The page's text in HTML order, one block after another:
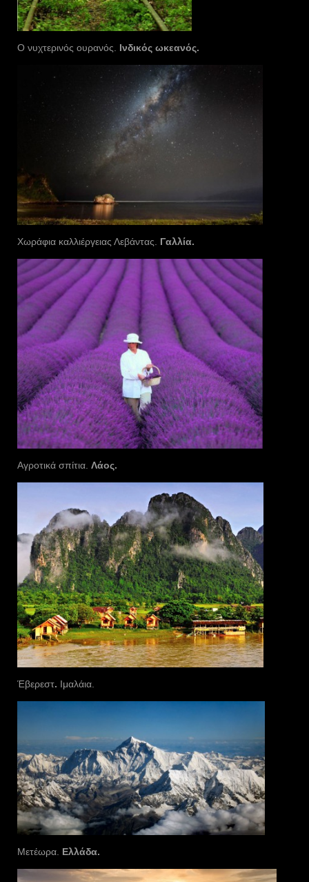
Ο νυχτερινός ουρανός. Ινδικός ωκεανός.
Χωράφια καλλιέργειας Λεβάντας. Γαλλία.
Αγροτικά σπίτια. Λάος.
Έβερεστ. Ιμαλάια.
Μετέωρα. Ελλάδα.